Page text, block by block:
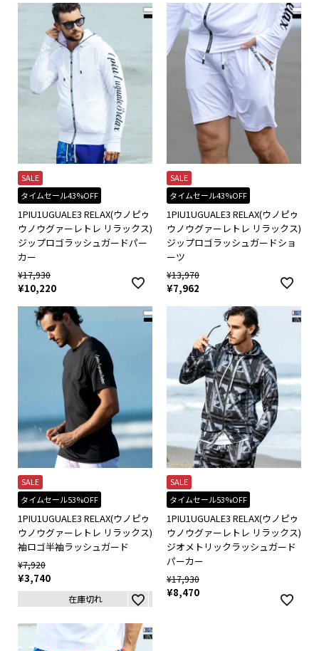
SALE
タイムセール43%OFF
1PIU1UGUALE3 RELAX(ウノピゥ
ウノウグァーレトレ リラックス)
ジップロゴラッシュガードパー
カー
¥17,930
¥10,220
SALE
タイムセール43%OFF
1PIU1UGUALE3 RELAX(ウノピゥ
ウノウグァーレトレ リラックス)
ジップロゴラッシュガードショ
ーツ
¥13,970
¥7,962
SALE
タイムセール53%OFF
1PIU1UGUALE3 RELAX(ウノピゥ
ウノウグァーレトレ リラックス)
袖ロゴ半袖ラッシュガード
¥7,920
¥3,740
在庫切れ
SALE
タイムセール53%OFF
1PIU1UGUALE3 RELAX(ウノピゥ
ウノウグァーレトレ リラックス)
ジオメトリックラッシュガード
パーカー
¥17,930
¥8,470